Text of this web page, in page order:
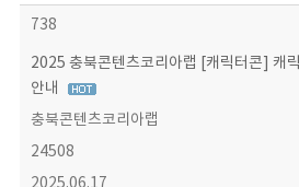
738
2025 충북콘텐츠코리아랩 [캐릭터콘] 캐
안내
충북콘텐츠코리아랩
24508